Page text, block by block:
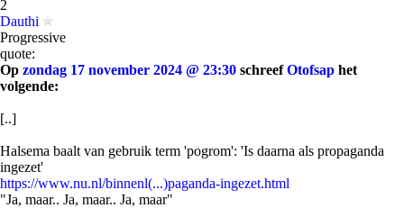
2
Dauthi
Progressive
quote:
Op zondag 17 november 2024 @ 23:30 schreefOtofsap het
volgende:
[..]
Halsema baalt van gebruik term 'pogrom': 'Is daarna als propaganda
ingezet'
https://www.nu.nl/binnenl(...)paganda-ingezet.html
"Ja, maar.. Ja, maar.. Ja, maar"